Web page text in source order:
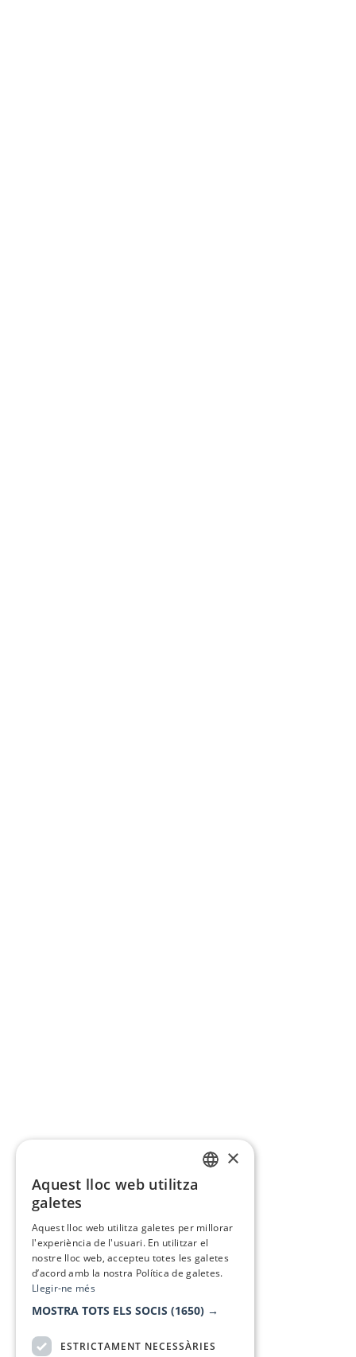
×
Aquest lloc web utilitza
galetes
Aquest lloc web utilitza galetes per millorar
l'experiència de l'usuari. En utilitzar el
nostre lloc web, accepteu totes les galetes
d’acord amb la nostra Política de galetes.
Llegir-ne més
MOSTRA TOTS ELS SOCIS (1650) →
ESTRICTAMENT NECESSÀRIES